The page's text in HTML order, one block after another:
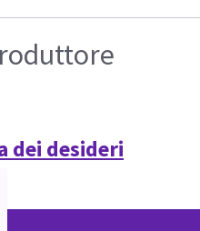
dei desideri